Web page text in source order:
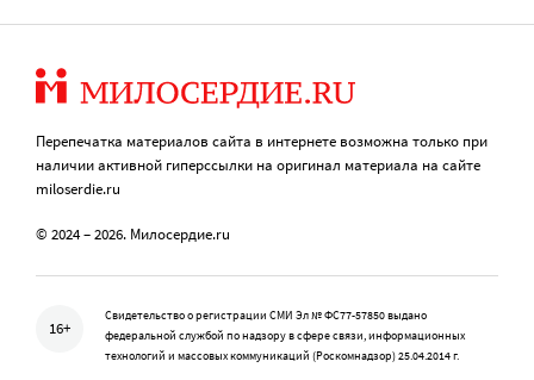
Перепечатка материалов сайта в интернете возможна только при
наличии активной гиперссылки на оригинал материала на сайте
miloserdie.ru
© 2024 – 2026. Милосердие.ru
16+
Свидетельство о регистрации СМИ Эл № ФС77-57850 выдано
федеральной службой по надзору в сфере связи, информационных
технологий и массовых коммуникаций (Роскомнадзор) 25.04.2014 г.